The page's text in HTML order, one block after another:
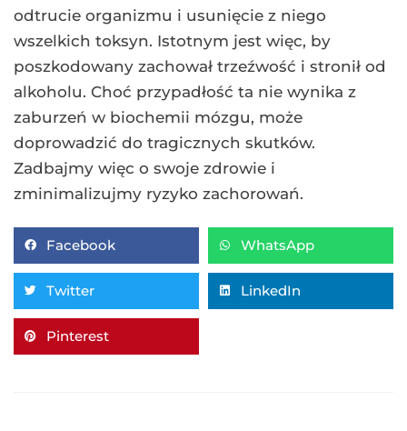
odtrucie organizmu i usunięcie z niego
wszelkich toksyn. Istotnym jest więc, by
poszkodowany zachował trzeźwość i stronił od
alkoholu. Choć przypadłość ta nie wynika z
zaburzeń w biochemii mózgu, może
doprowadzić do tragicznych skutków.
Zadbajmy więc o swoje zdrowie i
zminimalizujmy ryzyko zachorowań.
Facebook WhatsApp
Twitter LinkedIn
Pinterest